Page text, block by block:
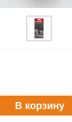
В корзину